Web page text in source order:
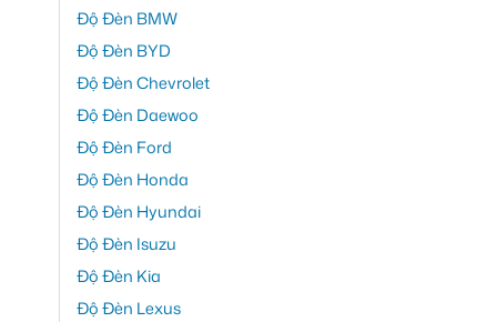
Độ Đèn BMW
Độ Đèn BYD
Độ Đèn Chevrolet
Độ Đèn Daewoo
Độ Đèn Ford
Độ Đèn Honda
Độ Đèn Hyundai
Độ Đèn Isuzu
Độ Đèn Kia
Độ Đèn Lexus